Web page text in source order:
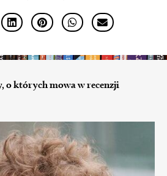
o których mowa w recenzji